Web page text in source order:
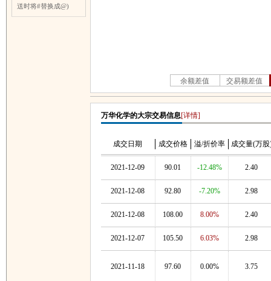
送时将#替换成@)
万华化学的大宗交易信息[详情]
成交日期 成交价格 溢/折价率 成交量(万股
2021-12-09 90.01 -12.48% 2.40
2021-12-08 92.80 -7.20% 2.98
2021-12-08 108.00 8.00% 2.40
2021-12-07 105.50 6.03% 2.98
2021-11-18 97.60 0.00% 3.75